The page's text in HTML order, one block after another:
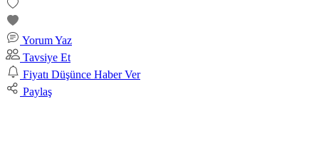
Yorum Yaz
Tavsiye Et
Fiyatı Düşünce Haber Ver
Paylaş